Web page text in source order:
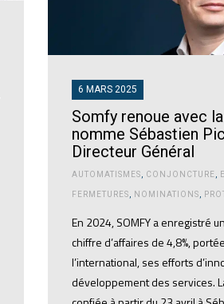
6 MARS 2025
Somfy renoue avec
nomme Sébastien
Directeur Général
AUTOMATISMES CONJONCTURE
FERMETURES NOMINATIONS
En 2024, SOMFY a enregistré
chiffre d’affaires de 4,8%,
l’international, ses efforts
développement des services.